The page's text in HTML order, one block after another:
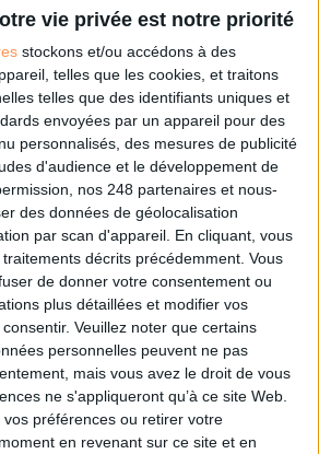
vie privée est notre priorité
stockons et/ou accédons à des
telles que les cookies, et traitons
telles que des identifiants uniques et
envoyées par un appareil pour des
personnalisés, des mesures de publicité
d'audience et le développement de
nos 248 partenaires et nous-
des données de géolocalisation
par scan d'appareil. En cliquant, vous
décrits précédemment. Vous
de donner votre consentement ou
plus détaillées et modifier vos
Veuillez noter que certains
personnelles peuvent ne pas
mais vous avez le droit de vous
ne s'appliqueront qu’à ce site Web.
préférences ou retirer votre
en revenant sur ce site et en
Cikisi
Veille
Ixxo
ou inscrivez-vouspour publier un commentaire